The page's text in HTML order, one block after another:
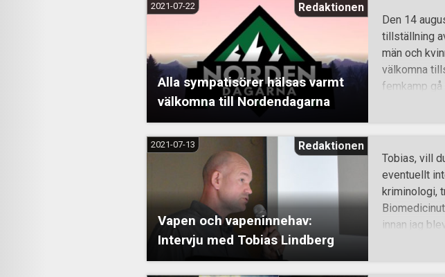
jag är jävig,
tappning av
idag.
ord. Jag
uttryckte att
Alla sympatisörer hälsas varmt
välkomna till Nordendagarna
2021-07-22
Redaktionen
Den 14
tillställning
män och
välkomna
femkamp gå
antingen
vuxna och
Vapen och vapeninnehav:
Intervju med Tobias Lindberg
2021-07-13
Redaktionen
Tobias, vill
eventuellt
kriminologi,
innan jag
under